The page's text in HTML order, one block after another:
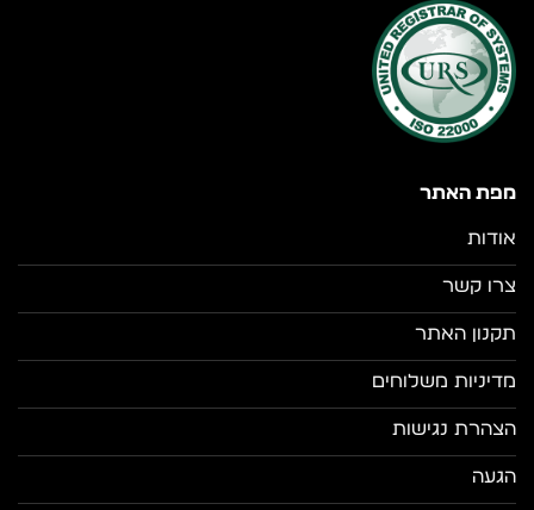
מפת האתר
אודות
צרו קשר
תקנון האתר
מדיניות משלוחים
הצהרת נגישות
הגעה